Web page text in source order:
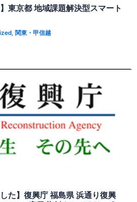
東京都 地域課題解決型スマート
, 関東・甲信越
た】復興庁 福島県 浜通り復興